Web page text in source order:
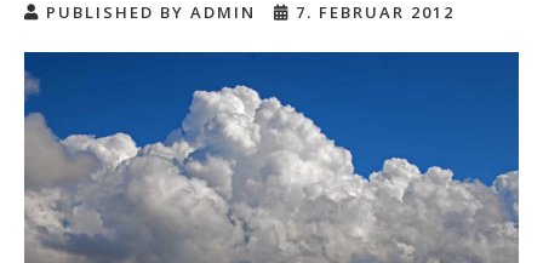
PUBLISHED BY ADMIN 7. FEBRUAR 2012